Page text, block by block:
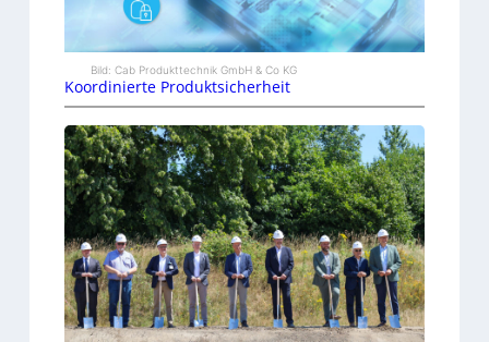
Bild: Cab Produkttechnik GmbH & Co KG
Koordinierte Produktsicherheit